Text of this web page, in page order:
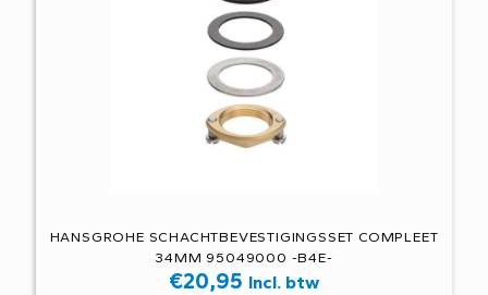
HANSGROHE SCHACHTBEVESTIGINGSSET COMPLEET
34MM 95049000 -B4E-
€20,95 Incl. btw